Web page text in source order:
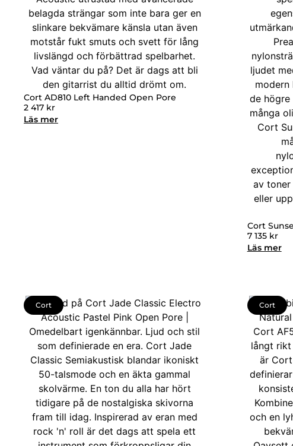
Cort AD810 Left Handed Open Pore
2 417 kr
Läs mer
Cort
7 135 kr
Läs mer
Cort Cort